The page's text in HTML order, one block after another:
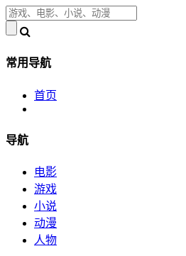
常用导航
首页
导航
电影
游戏
小说
动漫
人物